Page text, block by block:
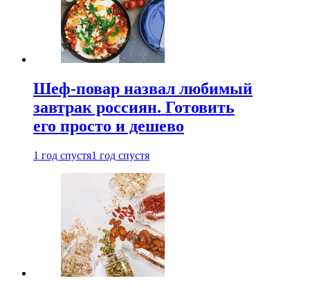
Шеф-повар назвал любимый
завтрак россиян. Готовить
его просто и дешево
1 год спустя1 год спустя